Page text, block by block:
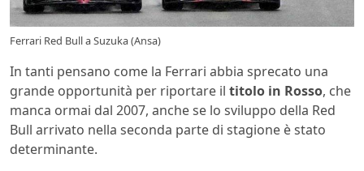
Ferrari Red Bull a Suzuka (Ansa)
In tanti pensano come la Ferrari abbia sprecato una
grande opportunità per riportare il titolo in Rosso, che
manca ormai dal 2007, anche se lo sviluppo della Red
Bull arrivato nella seconda parte di stagione è stato
determinante.